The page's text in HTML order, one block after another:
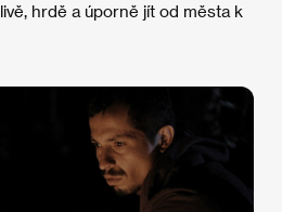
hrdě a úporně jít od města k